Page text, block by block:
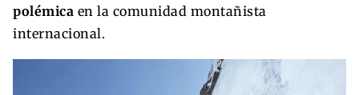
polémica en la comunidad montañista
internacional.